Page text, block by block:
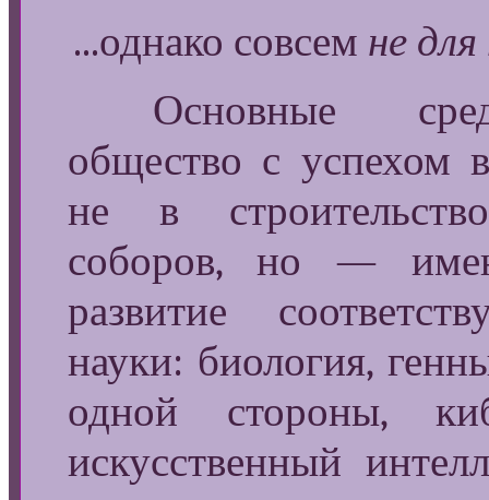
...однако совсем не
Основные
общество с успехом
не в
соборов, но —
развитие
науки: биология,
одной стороны,
искусственный